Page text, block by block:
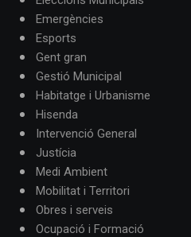
Emergències
Esports
Gent gran
Gestió Municipal
Habitatge i Urbanisme
Hisenda
Intervenció General
Justícia
Medi Ambient
Mobilitat i Territori
Obres i serveis
Ocupació i Formació